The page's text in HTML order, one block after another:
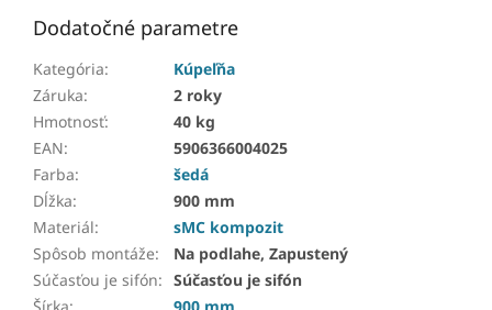
Dodatočné parametre
Kategória:
Kúpeľňa
Záruka:
2 roky
Hmotnosť:
40 kg
EAN:
5906366004025
Farba:
šedá
Dĺžka:
900 mm
Materiál:
sMC kompozit
Spôsob montáže:
Na podlahe, Zapustený
Súčasťou je sifón: Súčasťou je sifón